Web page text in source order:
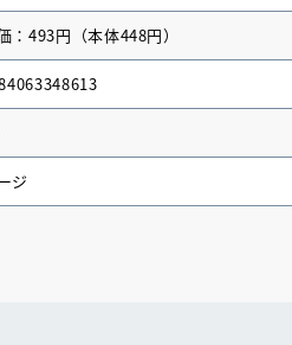
：493円（本体448円）
ジ